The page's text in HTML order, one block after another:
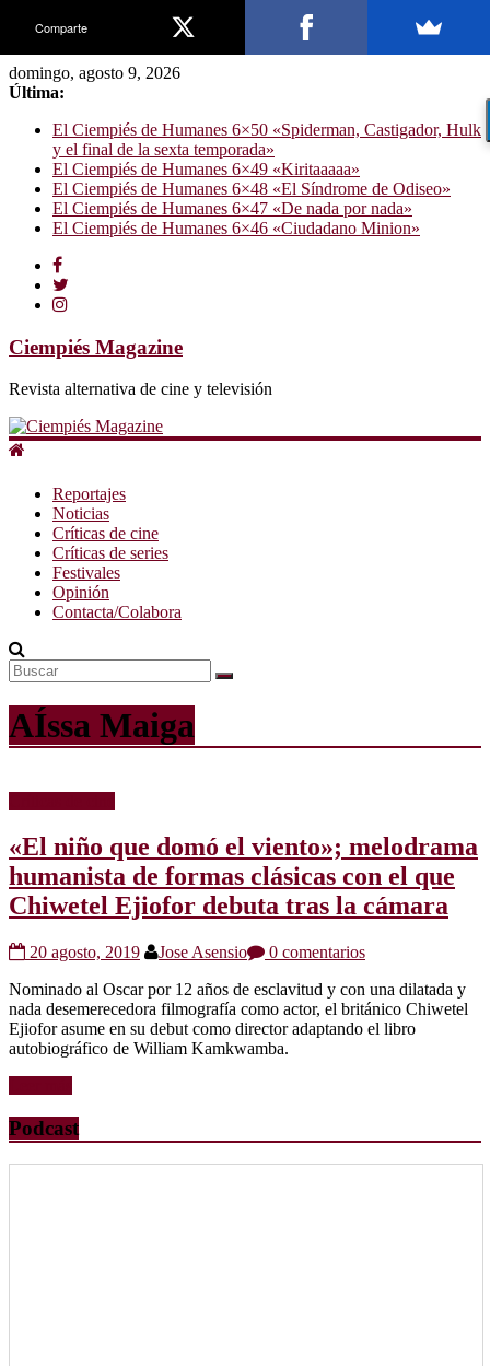
domingo, agosto 9, 2026
Última:
El Ciempiés de Humanes 6×50 «Spiderman, Castigador, Hulk
y el final de la sexta temporada»
El Ciempiés de Humanes 6×49 «Kiritaaaaa»
El Ciempiés de Humanes 6×48 «El Síndrome de Odiseo»
El Ciempiés de Humanes 6×47 «De nada por nada»
El Ciempiés de Humanes 6×46 «Ciudadano Minion»
Ciempiés Magazine
Revista alternativa de cine y televisión
Reportajes
Noticias
Críticas de cine
Críticas de series
Festivales
Opinión
Contacta/Colabora
AÍssa Maiga
«El niño que domó el viento»; melodrama
humanista de formas clásicas con el que
Chiwetel Ejiofor debuta tras la cámara
20 agosto, 2019 Jose Asensio
0 comentarios
Nominado al Oscar por 12 años de esclavitud y con una dilatada y
nada desemerecedora filmografía como actor, el británico Chiwetel
Ejiofor asume en su debut como director adaptando el libro
autobiográfico de William Kamkwamba.
Podcast
Comparte